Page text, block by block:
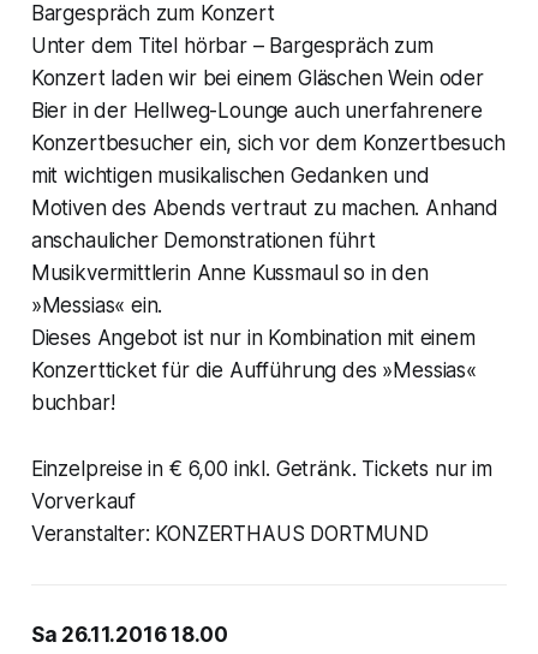
Bargespräch zum Konzert
Unter dem Titel hörbar – Bargespräch zum
Konzert laden wir bei einem Gläschen Wein oder
Bier in der Hellweg-Lounge auch unerfahrenere
Konzertbesucher ein, sich vor dem Konzertbesuch
mit wichtigen musikalischen Gedanken und
Motiven des Abends vertraut zu machen. Anhand
anschaulicher Demonstrationen führt
Musikvermittlerin Anne Kussmaul so in den
»Messias« ein.
Dieses Angebot ist nur in Kombination mit einem
Konzertticket für die Aufführung des »Messias«
buchbar!
Einzelpreise in € 6,00 inkl. Getränk. Tickets nur im
Vorverkauf
Veranstalter: KONZERTHAUS DORTMUND
Sa 26.11.2016 18.00